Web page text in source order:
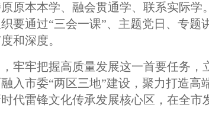
原本本学、融会贯通学、联系实际学
要通过“三会一课”、主题党日、专题
和深度。
牢牢把握高质量发展这一首要任务，
入市委“两区三地”建设，聚力打造高
代雷锋文化传承发展核心区，在全市